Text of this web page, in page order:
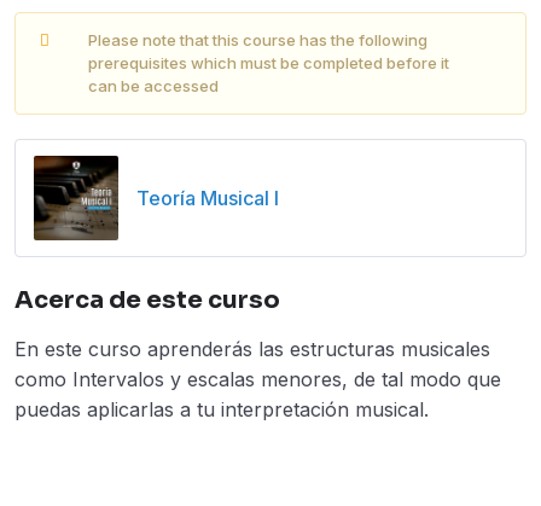
Please note that this course has the following
prerequisites which must be completed before it
can be accessed
Teoría Musical I
Acerca de este curso
En este curso aprenderás las estructuras musicales
como Intervalos y escalas menores, de tal modo que
puedas aplicarlas a tu interpretación musical.